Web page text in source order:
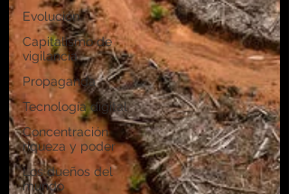
Evolución
Capitalismo de
vigilancia
Propaganda
Tecnología digital
Concentración
riqueza y poder
Los dueños del
mundo